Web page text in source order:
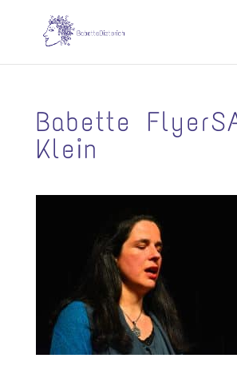
Babette
Klein